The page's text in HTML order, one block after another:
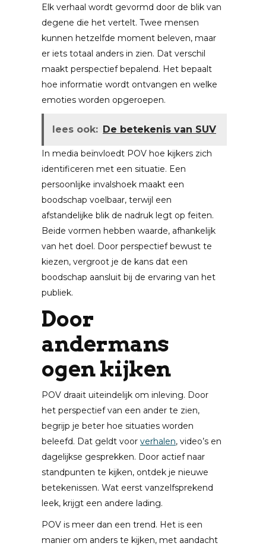
Elk verhaal wordt gevormd door de blik van
degene die het vertelt. Twee mensen
kunnen hetzelfde moment beleven, maar
er iets totaal anders in zien. Dat verschil
maakt perspectief bepalend. Het bepaalt
hoe informatie wordt ontvangen en welke
emoties worden opgeroepen.
lees ook: De betekenis van SUV
In media beïnvloedt POV hoe kijkers zich
identificeren met een situatie. Een
persoonlijke invalshoek maakt een
boodschap voelbaar, terwijl een
afstandelijke blik de nadruk legt op feiten.
Beide vormen hebben waarde, afhankelijk
van het doel. Door perspectief bewust te
kiezen, vergroot je de kans dat een
boodschap aansluit bij de ervaring van het
publiek.
Door
andermans
ogen kijken
POV draait uiteindelijk om inleving. Door
het perspectief van een ander te zien,
begrijp je beter hoe situaties worden
beleefd. Dat geldt voor verhalen, video’s en
dagelijkse gesprekken. Door actief naar
standpunten te kijken, ontdek je nieuwe
betekenissen. Wat eerst vanzelfsprekend
leek, krijgt een andere lading.
POV is meer dan een trend. Het is een
manier om anders te kijken, met aandacht